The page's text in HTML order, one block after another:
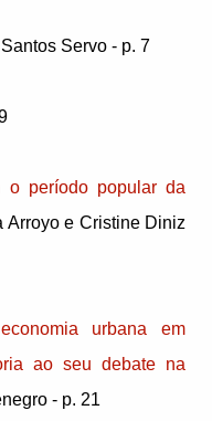
Servo - p. 7
o período popular da
Arroyo e Cristine Diniz
urbana em
ao seu debate na
- p. 21